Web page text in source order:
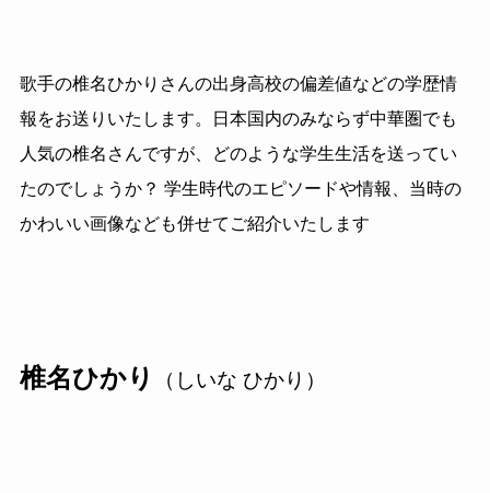
歌手の椎名ひかりさんの出身高校の偏差値などの学歴情
報をお送りいたします。日本国内のみならず中華圏でも
人気の椎名さんですが、どのような学生生活を送ってい
たのでしょうか？ 学生時代のエピソードや情報、当時の
かわいい画像なども併せてご紹介いたします
椎名ひかり （しいな ひかり）